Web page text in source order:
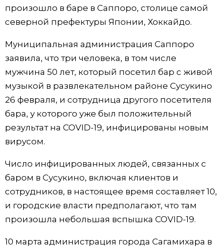
Разделы
Блог
Политика
Экономика
Общество
Культура
Жизнь
Японский язык
Японский калейдоскоп
Семья
Еда и напитки
official SNS
произошло в баре в Саппоро, столице самой
северной префектуры Японии, Хоккайдо.
Муниципальная администрация Саппоро
заявила, что три человека, в том числе
мужчина 50 лет, который посетил бар с живой
музыкой в развлекательном районе Сусукино
26 февраля, и сотрудница другого посетителя
бара, у которого уже был положительный
результат на COVID-19, инфицированы новым
вирусом.
Число инфицированных людей, связанных с
баром в Сусукино, включая клиентов и
сотрудников, в настоящее время составляет 10,
и городские власти предполагают, что там
произошла небольшая вспышка COVID-19.
10 марта администрация города Сагамихара в